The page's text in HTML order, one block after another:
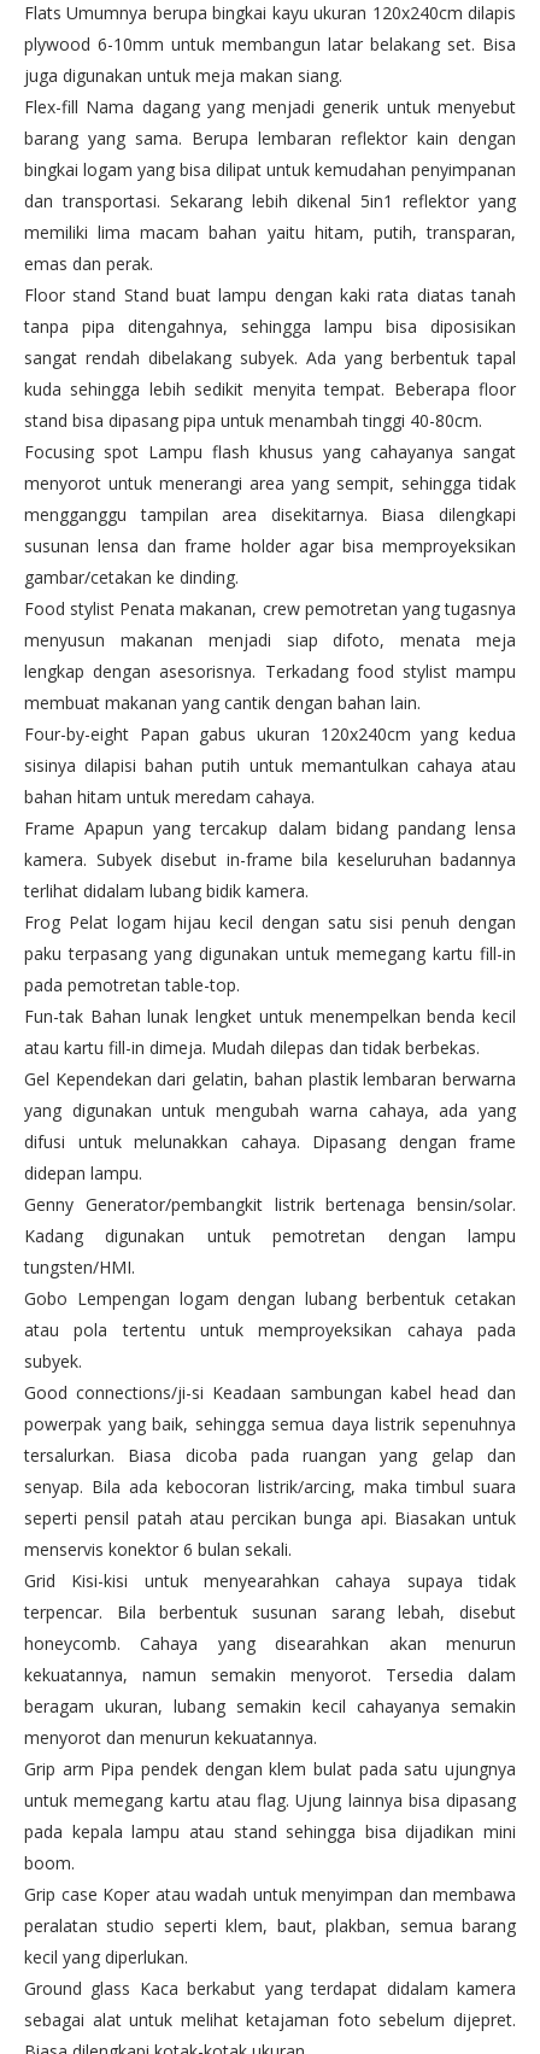
Flats Umumnya berupa bingkai kayu ukuran 120x240cm dilapis
plywood 6-10mm untuk membangun latar belakang set. Bisa
juga digunakan untuk meja makan siang.
Flex-fill Nama dagang yang menjadi generik untuk menyebut
barang yang sama. Berupa lembaran reflektor kain dengan
bingkai logam yang bisa dilipat untuk kemudahan penyimpanan
dan transportasi. Sekarang lebih dikenal 5in1 reflektor yang
memiliki lima macam bahan yaitu hitam, putih, transparan,
emas dan perak.
Floor stand Stand buat lampu dengan kaki rata diatas tanah
tanpa pipa ditengahnya, sehingga lampu bisa diposisikan
sangat rendah dibelakang subyek. Ada yang berbentuk tapal
kuda sehingga lebih sedikit menyita tempat. Beberapa floor
stand bisa dipasang pipa untuk menambah tinggi 40-80cm.
Focusing spot Lampu flash khusus yang cahayanya sangat
menyorot untuk menerangi area yang sempit, sehingga tidak
mengganggu tampilan area disekitarnya. Biasa dilengkapi
susunan lensa dan frame holder agar bisa memproyeksikan
gambar/cetakan ke dinding.
Food stylist Penata makanan, crew pemotretan yang tugasnya
menyusun makanan menjadi siap difoto, menata meja
lengkap dengan asesorisnya. Terkadang food stylist mampu
membuat makanan yang cantik dengan bahan lain.
Four-by-eight Papan gabus ukuran 120x240cm yang kedua
sisinya dilapisi bahan putih untuk memantulkan cahaya atau
bahan hitam untuk meredam cahaya.
Frame Apapun yang tercakup dalam bidang pandang lensa
kamera. Subyek disebut in-frame bila keseluruhan badannya
terlihat didalam lubang bidik kamera.
Frog Pelat logam hijau kecil dengan satu sisi penuh dengan
paku terpasang yang digunakan untuk memegang kartu fill-in
pada pemotretan table-top.
Fun-tak Bahan lunak lengket untuk menempelkan benda kecil
atau kartu fill-in dimeja. Mudah dilepas dan tidak berbekas.
Gel Kependekan dari gelatin, bahan plastik lembaran berwarna
yang digunakan untuk mengubah warna cahaya, ada yang
difusi untuk melunakkan cahaya. Dipasang dengan frame
didepan lampu.
Genny Generator/pembangkit listrik bertenaga bensin/solar.
Kadang digunakan untuk pemotretan dengan lampu
tungsten/HMI.
Gobo Lempengan logam dengan lubang berbentuk cetakan
atau pola tertentu untuk memproyeksikan cahaya pada
subyek.
Good connections/ji-si Keadaan sambungan kabel head dan
powerpak yang baik, sehingga semua daya listrik sepenuhnya
tersalurkan. Biasa dicoba pada ruangan yang gelap dan
senyap. Bila ada kebocoran listrik/arcing, maka timbul suara
seperti pensil patah atau percikan bunga api. Biasakan untuk
menservis konektor 6 bulan sekali.
Grid Kisi-kisi untuk menyearahkan cahaya supaya tidak
terpencar. Bila berbentuk susunan sarang lebah, disebut
honeycomb. Cahaya yang disearahkan akan menurun
kekuatannya, namun semakin menyorot. Tersedia dalam
beragam ukuran, lubang semakin kecil cahayanya semakin
menyorot dan menurun kekuatannya.
Grip arm Pipa pendek dengan klem bulat pada satu ujungnya
untuk memegang kartu atau flag. Ujung lainnya bisa dipasang
pada kepala lampu atau stand sehingga bisa dijadikan mini
boom.
Grip case Koper atau wadah untuk menyimpan dan membawa
peralatan studio seperti klem, baut, plakban, semua barang
kecil yang diperlukan.
Ground glass Kaca berkabut yang terdapat didalam kamera
sebagai alat untuk melihat ketajaman foto sebelum dijepret.